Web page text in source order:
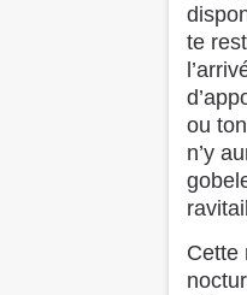
te
ou
n’y
Cette